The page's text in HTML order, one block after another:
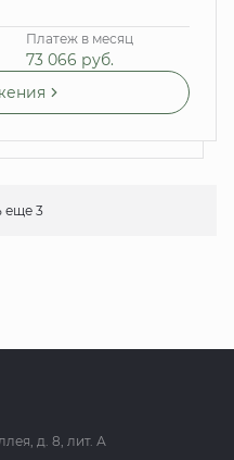
Платеж в месяц
73 066 руб.
еще 3
д. 8, лит. А